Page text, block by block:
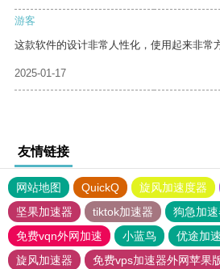
游客
这款软件的设计非常人性化，使用起来非常
2025-01-17
友情链接
网站地图 QuickQ 旋风加速度器
坚果加速器
tiktok加速器
狗急加
免费vqn外网加速
小蓝鸟 优途加
旋风加速器
免费vps加速器外网苹果